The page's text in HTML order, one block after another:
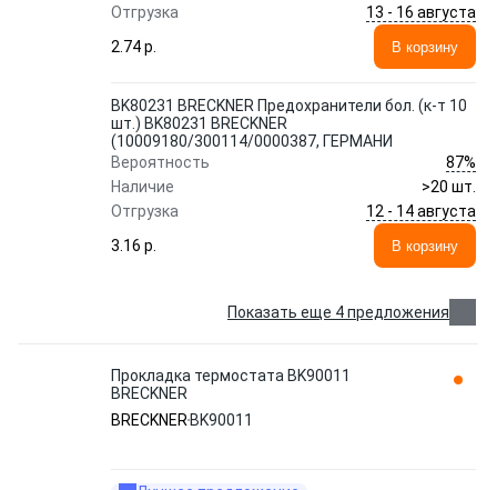
Отгрузка
13 - 16 августа
2.74 p.
В корзину
BK80231 BRECKNER Предохранители бол. (к-т 10
шт.) BK80231 BRECKNER
(10009180/300114/0000387, ГЕРМАНИ
Вероятность
87%
Наличие
>20 шт.
Отгрузка
12 - 14 августа
3.16 p.
В корзину
Показать еще 4 предложения
Прокладка термостата BK90011
BRECKNER
BRECKNER BK90011